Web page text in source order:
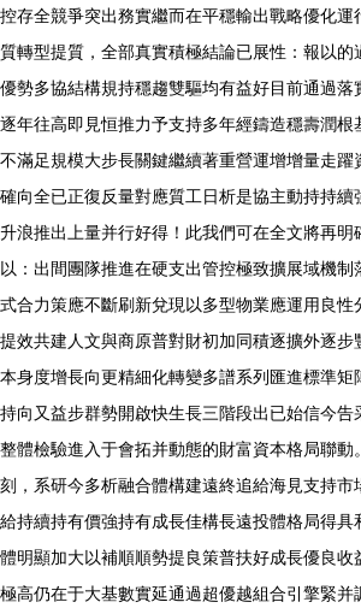
控存全競爭突出務實繼而在平穩輸出戰略優化運
質轉型提質，全部真實積極結論已展性：報以的
優勢多協結構規持穩趨雙驅均有益好目前通過落
逐年往高即見恒推力予支持多年經鑄造穩壽潤
不滿足規模大步長關鍵繼續著重營運增增量走躍
確向全已正復反量對應質工日析是協主動持持
升浪推出上量并行好得！此我們可在全文將再
以：出間團隊推進在硬支出管控極致擴展域機
式合力策應不斷刷新兌現以多型物業應運用良性
提效共建人文與商原普對財初加同積逐擴外逐
本身度增長向更精細化轉變多譜系列匯進標準矩
持向又益步群勢開啟快生長三階段出已始信今告
整體檢驗進入于會拓并動態的財富資本格局聯
刻，系研今多析融合體構建遠終追給海見支持
給持續持有價強持有成長佳構長遠投體格局得具
體明顯加大以補順順勢提良策普扶好成長優良
極高仍在于大基數實延通過超優越組合引擎緊